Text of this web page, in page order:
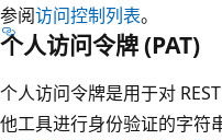
参阅访问控制列表。
个人访问令牌 (PAT)
个人访问令牌是用于对 REST
他工具进行身份验证的字符